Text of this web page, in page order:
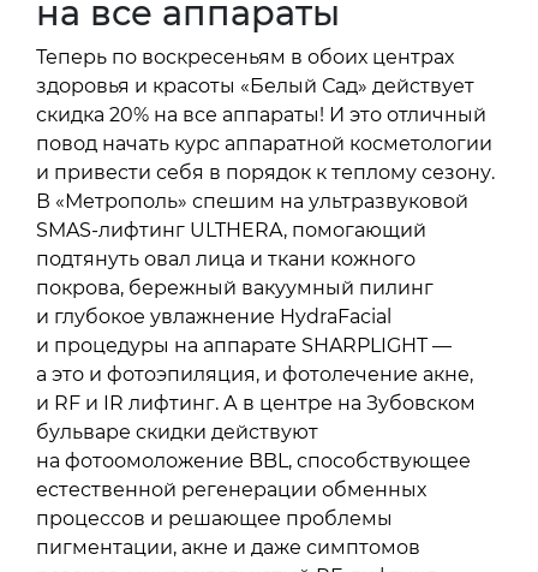
на все аппараты
Теперь по воскресеньям в обоих центрах
здоровья и красоты «Белый Сад» действует
скидка 20% на все аппараты! И это отличный
повод начать курс аппаратной косметологии
и привести себя в порядок к теплому сезону.
В «Метрополь» спешим на ультразвуковой
SMAS-лифтинг ULTHERA, помогающий
подтянуть овал лица и ткани кожного
покрова, бережный вакуумный пилинг
и глубокое увлажнение HydraFacial
и процедуры на аппарате SHARPLIGHT —
а это и фотоэпиляция, и фотолечение акне,
и RF и IR лифтинг. А в центре на Зубовском
бульваре скидки действуют
на фотоомоложение BBL, способствующее
естественной регенерации обменных
процессов и решающее проблемы
пигментации, акне и даже симптомов